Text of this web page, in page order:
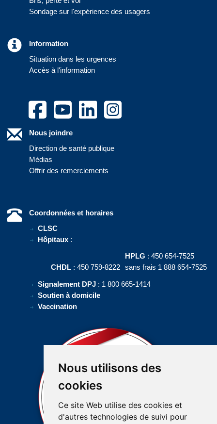
Nous utilisons des
cookies
Ce site Web utilise des cookies et
d'autres technologies de suivi pour
Sondage sur l'expérience des usagers
Information
Situation dans les urgences
Accès à l'information
Nous joindre
Direction de santé publique
Médias
Offrir des remerciements
Coordonnées et horaires
CLSC
Hôpitaux :
CHDL : 450 759-8222
HPLG : 450 654-7525
sans frais 1 888 654-7525
Signalement DPJ : 1 800 665-1414
Soutien à domicile
Vaccination